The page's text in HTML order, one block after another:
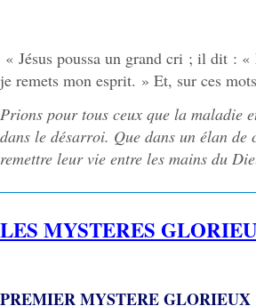
« Jésus poussa un grand cri ; il dit : «
je remets mon esprit. » Et, sur ces
Prions pour tous ceux que la maladie
dans le désarroi. Que dans un élan de
remettre leur vie entre les mains du
LES MYSTERES
PREMIER MYSTERE